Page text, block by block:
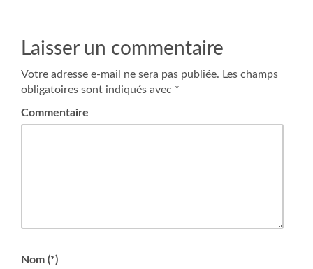
Laisser un commentaire
Votre adresse e-mail ne sera pas publiée. Les champs
obligatoires sont indiqués avec *
Commentaire
Nom (*)